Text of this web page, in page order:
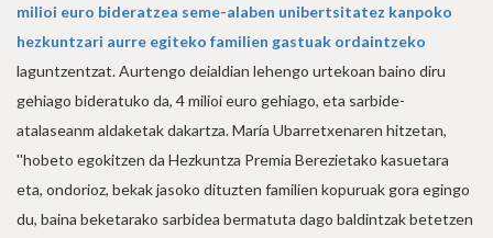
milioi euro bideratzea seme-alaben unibertsitatez kanpoko
hezkuntzari aurre egiteko familien gastuak ordaintzeko
laguntzentzat. Aurtengo deialdian lehengo urtekoan baino diru
gehiago bideratuko da, 4 milioi euro gehiago, eta sarbide-
atalaseanm aldaketak dakartza. María Ubarretxenaren hitzetan,
''hobeto egokitzen da Hezkuntza Premia Berezietako kasuetara
eta, ondorioz, bekak jasoko dituzten familien kopuruak gora egingo
du, baina beketarako sarbidea bermatuta dago baldintzak betetzen